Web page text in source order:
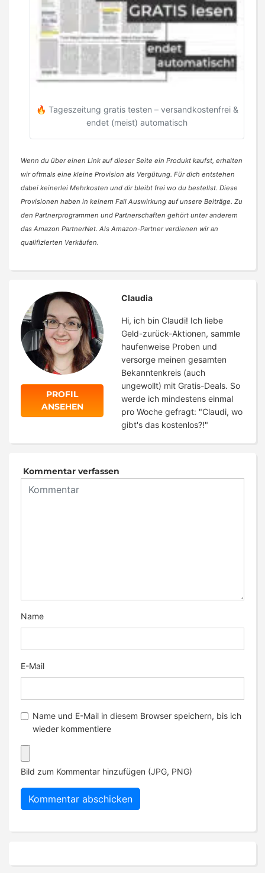
🔥 Tageszeitung gratis testen – versandkostenfrei &
endet (meist) automatisch
Wenn du über einen Link auf dieser Seite ein Produkt kaufst, erhalten
wir oftmals eine kleine Provision als Vergütung. Für dich entstehen
dabei keinerlei Mehrkosten und dir bleibt frei wo du bestellst. Diese
Provisionen haben in keinem Fall Auswirkung auf unsere Beiträge. Zu
den Partnerprogrammen und Partnerschaften gehört unter anderem
das Amazon PartnerNet. Als Amazon-Partner verdienen wir an
qualifizierten Verkäufen.
PROFIL
ANSEHEN
Claudia
Hi, ich bin Claudi! Ich liebe
Geld-zurück-Aktionen, sammle
haufenweise Proben und
versorge meinen gesamten
Bekanntenkreis (auch
ungewollt) mit Gratis-Deals. So
werde ich mindestens einmal
pro Woche gefragt: "Claudi, wo
gibt's das kostenlos?!"
Kommentar verfassen
Name
E-Mail
Name und E-Mail in diesem Browser speichern, bis ich
wieder kommentiere
Bild zum Kommentar hinzufügen (JPG, PNG)